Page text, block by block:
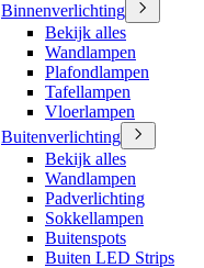
Binnenverlichting
Bekijk alles
Wandlampen
Plafondlampen
Tafellampen
Vloerlampen
Buitenverlichting
Bekijk alles
Wandlampen
Padverlichting
Sokkellampen
Buitenspots
Buiten LED Strips